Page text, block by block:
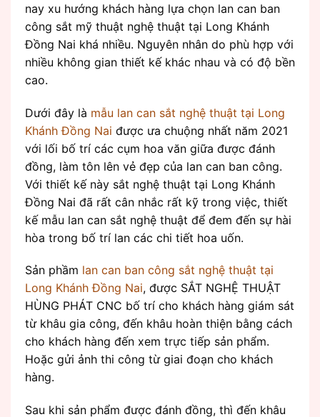
nay xu hướng khách hàng lựa chọn lan can ban
công sắt mỹ thuật nghệ thuật tại Long Khánh
Đồng Nai khá nhiều. Nguyên nhân do phù hợp với
nhiều không gian thiết kế khác nhau và có độ bền
cao.
Dưới đây là mẫu lan can sắt nghệ thuật tại Long
Khánh Đồng Nai được ưa chuộng nhất năm 2021
với lối bố trí các cụm hoa văn giữa được đánh
đồng, làm tôn lên vẻ đẹp của lan can ban công.
Với thiết kế này sắt nghệ thuật tại Long Khánh
Đồng Nai đã rất cân nhắc rất kỹ trong việc, thiết
kế mẫu lan can sắt nghệ thuật để đem đến sự hài
hòa trong bố trí lan các chi tiết hoa uốn.
Sản phầm lan can ban công sắt nghệ thuật tại
Long Khánh Đồng Nai, được SẮT NGHỆ THUẬT
HÙNG PHÁT CNC bố trí cho khách hàng giám sát
từ khâu gia công, đến khâu hoàn thiện bằng cách
cho khách hàng đến xem trực tiếp sản phẩm.
Hoặc gửi ảnh thi công từ giai đoạn cho khách
hàng.
Sau khi sản phẩm được đánh đồng, thì đến khâu